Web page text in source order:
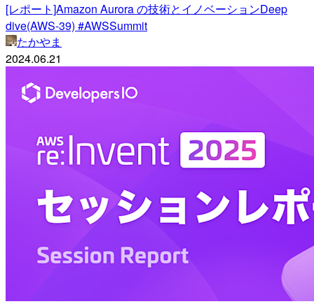
[レポート]Amazon Aurora の技術とイノベーションDeep
dive(AWS-39) #AWSSummit
たかやま
2024.06.21